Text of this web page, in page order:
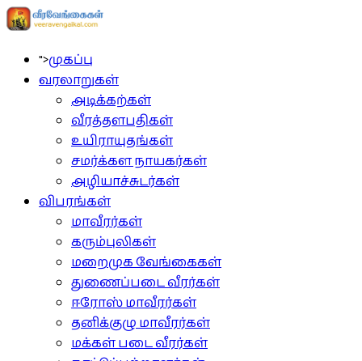
">முகப்பு
வரலாறுகள்
அடிக்கற்கள்
வீரத்தளபதிகள்
உயிராயுதங்கள்
சமர்க்கள நாயகர்கள்
அழியாச்சுடர்கள்
விபரங்கள்
மாவீரர்கள்
கரும்புலிகள்
மறைமுக வேங்கைகள்
துணைப்படை வீரர்கள்
ஈரோஸ் மாவீரர்கள்
தனிக்குழு மாவீரர்கள்
மக்கள் படை வீரர்கள்